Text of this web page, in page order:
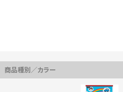
商品種別／カラー